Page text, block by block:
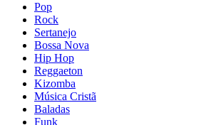
Pop
Rock
Sertanejo
Bossa Nova
Hip Hop
Reggaeton
Kizomba
Música Cristã
Baladas
Funk